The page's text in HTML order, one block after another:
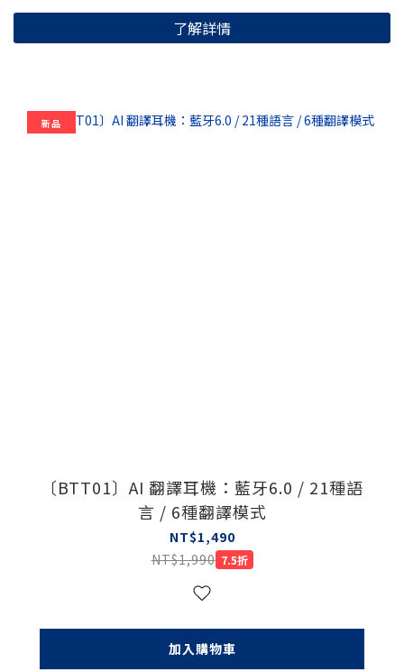
了解詳情
新品
〔BTT01〕AI 翻譯耳機：藍牙6.0 / 21種語
言 / 6種翻譯模式
NT$1,490
NT$1,990 7.5折
加入購物車